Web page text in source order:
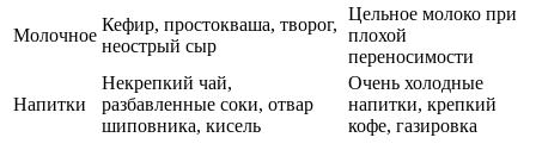
Молочное
Кефир, простокваша, творог,
неострый сыр
Цельное молоко при
плохой
переносимости
Напитки
Некрепкий чай,
разбавленные соки, отвар
шиповника, кисель
Очень холодные
напитки, крепкий
кофе, газировка